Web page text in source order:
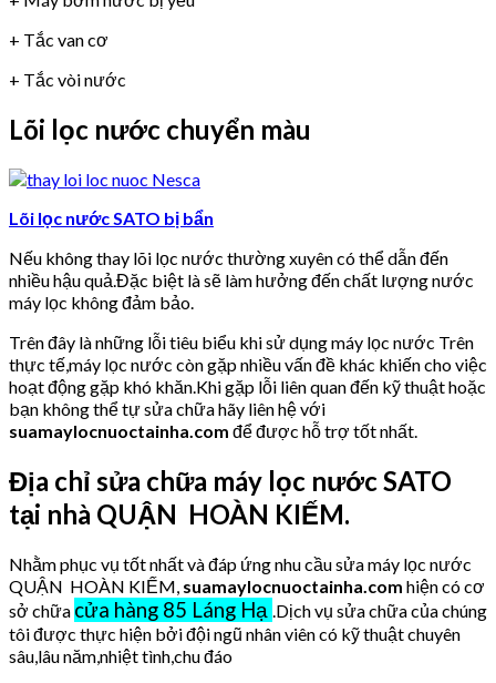
+ Tắc van cơ
+ Tắc vòi nước
Lõi lọc nước chuyển màu
Lõi lọc nước SATO bị bẩn
Nếu không thay lõi lọc nước thường xuyên có thể dẫn đến
nhiều hậu quả.Đặc biệt là sẽ làm hưởng đến chất lượng nước
máy lọc không đảm bảo.
Trên đây là những lỗi tiêu biểu khi sử dụng máy lọc nước Trên
thực tế,máy lọc nước còn gặp nhiều vấn đề khác khiến cho việc
hoạt động gặp khó khăn.Khi gặp lỗi liên quan đến kỹ thuật hoặc
bạn không thể tự sửa chữa hãy liên hệ với
suamaylocnuoctainha.com để được hỗ trợ tốt nhất.
Địa chỉ sửa chữa máy lọc nước SATO
tại nhà QUẬN HOÀN KIẾM.
Nhằm phục vụ tốt nhất và đáp ứng nhu cầu sửa máy lọc nước
QUẬN HOÀN KIẾM, suamaylocnuoctainha.com hiện có cơ
sở chữa cửa hàng 85 Láng Hạ .Dịch vụ sửa chữa của chúng
tôi được thực hiện bởi đội ngũ nhân viên có kỹ thuật chuyên
sâu,lâu năm,nhiệt tình,chu đáo